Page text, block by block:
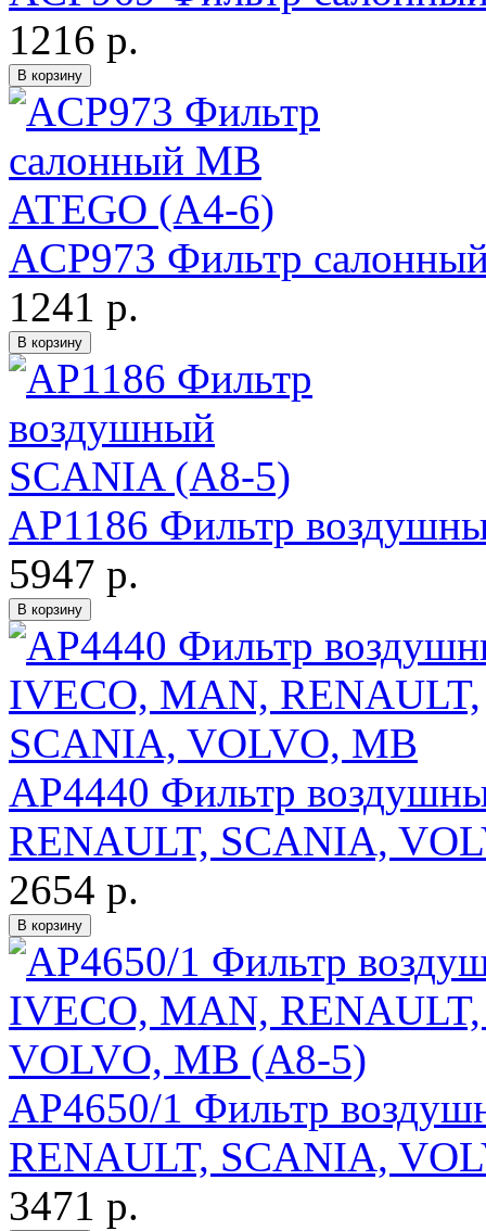
1216 р.
ACP973 Фильтр
1241 р.
AP1186 Фильтр
5947 р.
AP4440 Фильтр
RENAULT, SCANIA,
2654 р.
AP4650/1 Фильтр
RENAULT, SCANIA,
3471 р.